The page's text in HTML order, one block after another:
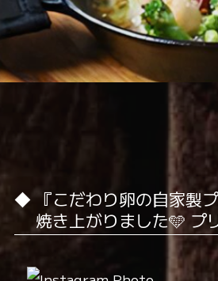
『こだわり卵の自家製
焼き上がりました🩵 プ